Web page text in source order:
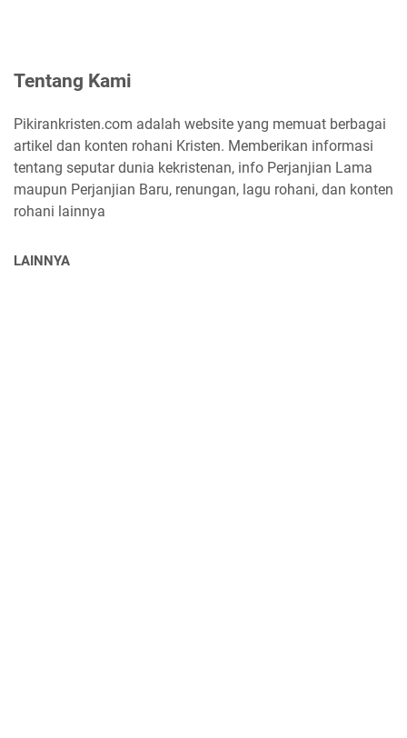
Tentang Kami
Pikirankristen.com adalah website yang memuat berbagai
artikel dan konten rohani Kristen. Memberikan informasi
tentang seputar dunia kekristenan, info Perjanjian Lama
maupun Perjanjian Baru, renungan, lagu rohani, dan konten
rohani lainnya
LAINNYA